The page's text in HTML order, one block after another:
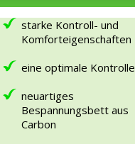
starke Kontroll- und
Komforteigenschaften
eine optimale Kontrolle
neuartiges
Bespannungsbett aus
Carbon